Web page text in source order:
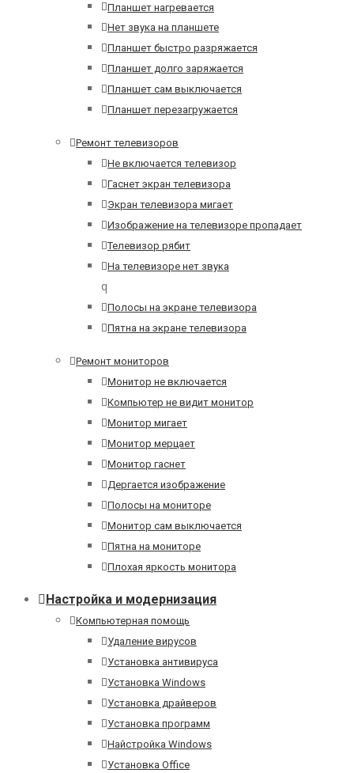
Планшет нагревается
Нет звука на планшете
Планшет быстро разряжается
Планшет долго заряжается
Планшет сам выключается
Планшет перезагружается
Ремонт телевизоров
Не включается телевизор
Гаснет экран телевизора
Экран телевизора мигает
Изображение на телевизоре пропадает
Телевизор рябит
На телевизоре нет звука
q
Полосы на экране телевизора
Пятна на экране телевизора
Ремонт мониторов
Монитор не включается
Компьютер не видит монитор
Монитор мигает
Монитор мерцает
Монитор гаснет
Дергается изображение
Полосы на мониторе
Монитор сам выключается
Пятна на мониторе
Плохая яркость монитора
Настройка и модернизация
Компьютерная помощь
Удаление вирусов
Установка антивируса
Установка Windows
Установка драйверов
Установка программ
Найстройка Windows
Установка Office